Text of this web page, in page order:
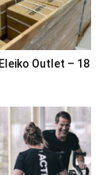
Outlet – 18